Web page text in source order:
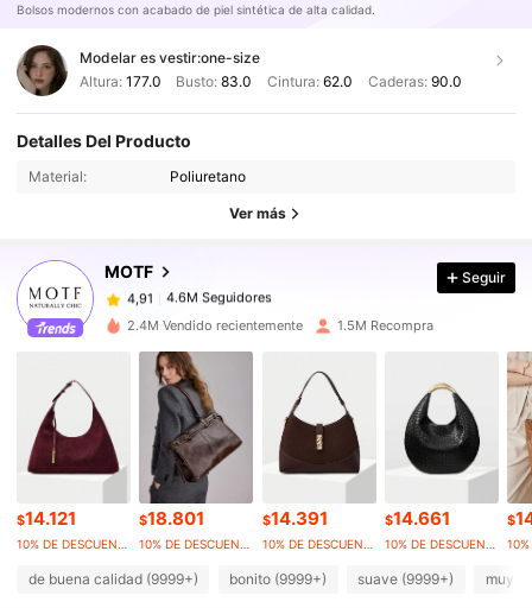
Bolsos modernos con acabado de piel sintética de alta calidad.
Modelar es vestir:one-size
Altura: 177.0 Busto:83.0 Cintura: 62.0 Caderas: 90.0
Detalles Del Producto
Material: Poliuretano
Ver más
MOTF
4,91 4.6M Seguidores
4.6M Seguidores
4,91 4.6M Seguidores
4.6M Seguidores
4,91 4.6M Seguidores
4,91 4.6M Seguidores
Seguir
2.4M Vendido recientemente 1.5M Recompra
$14.121
10% DE DESCUENTO
$18.801
10% DE DESCUENTO
$14.391
10% DE DESCUENTO
$14.661
10% DE DESCUENTO
$
de buena calidad (9999+) bonito (9999+) suave (9999+) muy